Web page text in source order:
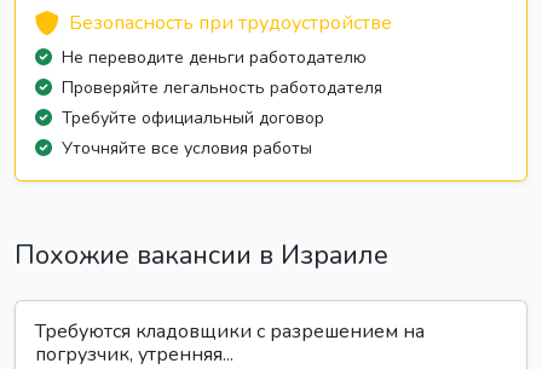
Безопасность при трудоустройстве
Не переводите деньги работодателю
Проверяйте легальность работодателя
Требуйте официальный договор
Уточняйте все условия работы
Похожие вакансии в Израиле
Требуются кладовщики с разрешением на
погрузчик, утренняя...